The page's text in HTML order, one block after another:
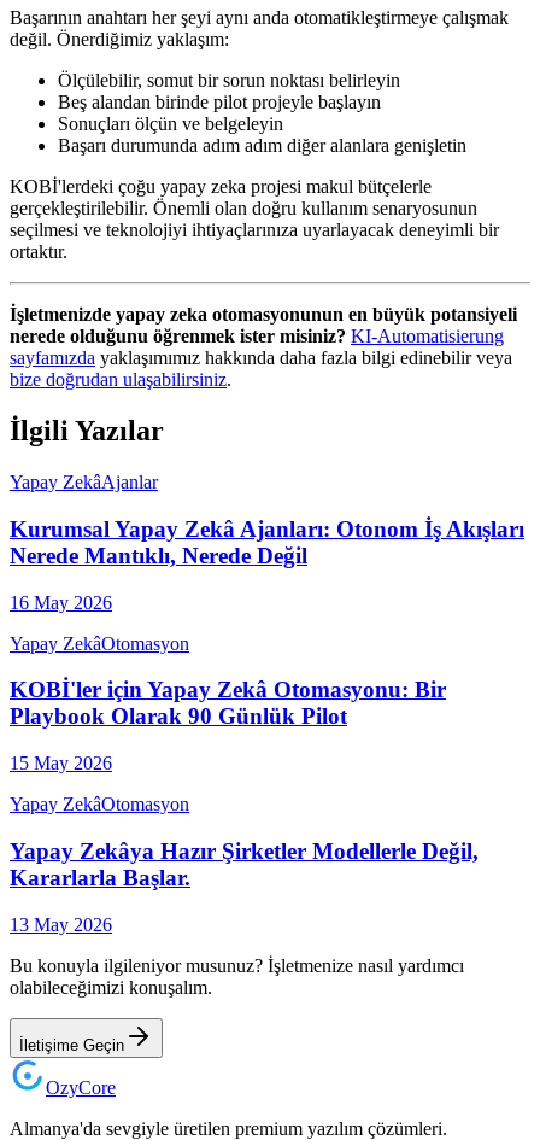
Başarının anahtarı her şeyi aynı anda otomatikleştirmeye çalışmak
değil. Önerdiğimiz yaklaşım:
Ölçülebilir, somut bir sorun noktası belirleyin
Beş alandan birinde pilot projeyle başlayın
Sonuçları ölçün ve belgeleyin
Başarı durumunda adım adım diğer alanlara genişletin
KOBİ'lerdeki çoğu yapay zeka projesi makul bütçelerle
gerçekleştirilebilir. Önemli olan doğru kullanım senaryosunun
seçilmesi ve teknolojiyi ihtiyaçlarınıza uyarlayacak deneyimli bir
ortaktır.
İşletmenizde yapay zeka otomasyonunun en büyük potansiyeli
nerede olduğunu öğrenmek ister misiniz? KI-Automatisierung
sayfamızda yaklaşımımız hakkında daha fazla bilgi edinebilir veya
bize doğrudan ulaşabilirsiniz.
İlgili Yazılar
Yapay ZekâAjanlar
Kurumsal Yapay Zekâ Ajanları: Otonom İş Akışları
Nerede Mantıklı, Nerede Değil
16 May 2026
Yapay ZekâOtomasyon
KOBİ'ler için Yapay Zekâ Otomasyonu: Bir
Playbook Olarak 90 Günlük Pilot
15 May 2026
Yapay ZekâOtomasyon
Yapay Zekâya Hazır Şirketler Modellerle Değil,
Kararlarla Başlar.
13 May 2026
Bu konuyla ilgileniyor musunuz? İşletmenize nasıl yardımcı
olabileceğimizi konuşalım.
İletişime Geçin
OzyCore
Almanya'da sevgiyle üretilen premium yazılım çözümleri.